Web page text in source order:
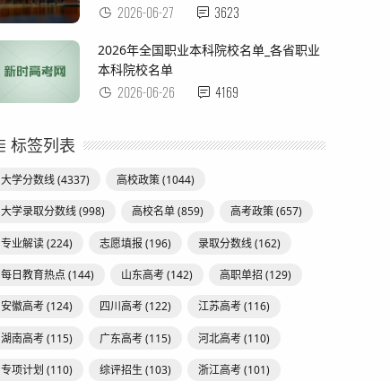
2026-06-27 3623
2026年全国职业本科院校名单_各省职业
本科院校名单
2026-06-26 4169
标签列表
大学分数线(4337) 高校政策(1044)
大学录取分数线(998) 高校名单(859) 高考政策(657)
专业解读(224) 志愿填报 (196) 录取分数线(162)
每日教育热点 (144) 山东高考(142) 高职单招(129)
安徽高考(124) 四川高考(122) 江苏高考(116)
湖南高考(115) 广东高考(115) 河北高考(110)
专项计划 (110) 综评招生 (103) 浙江高考(101)